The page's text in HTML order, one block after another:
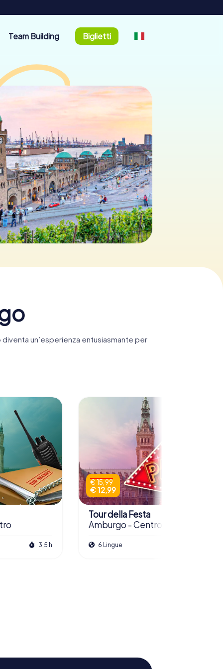
Team Building Biglietti
un’esperienza entusiasmante per
3,5 h
€ 15,99
€ 12,99
Tour della Festa
Amburgo - Centro
6 Lingue